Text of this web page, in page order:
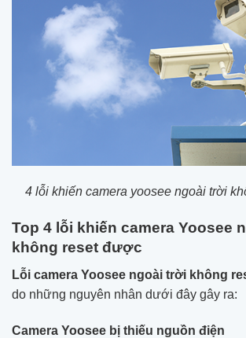
4 lỗi khiến camera yoosee ngoài trời
Top 4 lỗi khiến camera Yoosee
không reset được
Lỗi camera Yoosee ngoài trời không
do những nguyên nhân dưới đây gây ra:
Camera Yoosee bị thiếu nguồn điện